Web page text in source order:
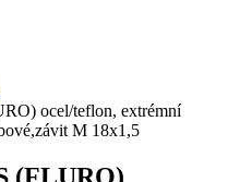
ocel/teflon, extrémní
M 18x1,5